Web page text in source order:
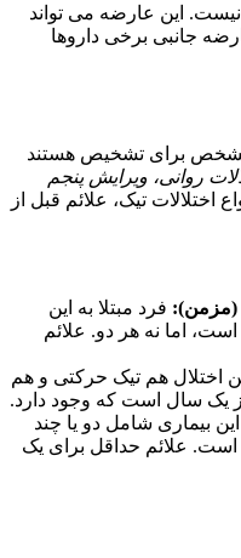
این عارضه می تواند
جانبی برخی داروها
مشخص برای تشخیص هستند
روانی، ویرایش پنجم
اختلالات تیک، علائم قبل از
(مزمن): فرد مبتلا به این
اما نه هر دو. علائم
این اختلال هم تیک حرکتی و هم
یک سال است که وجود دارد.
بیماری شامل دو یا چند
علائم حداقل برای یک